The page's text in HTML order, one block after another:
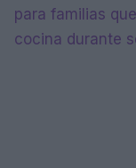
para familias
cocina durante